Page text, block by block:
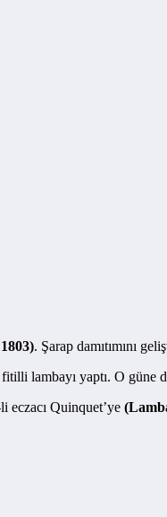
. Şarap damıtımını
lambayı yaptı. O güne
eczacı Quinquet’ye